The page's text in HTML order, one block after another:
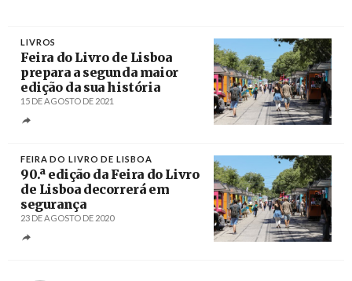
LIVROS
Feira do Livro de Lisboa
prepara a segunda maior
edição da sua história
15 DE AGOSTO DE 2021
FEIRA DO LIVRO DE LISBOA
90.ª edição da Feira do Livro
de Lisboa decorrerá em
segurança
23 DE AGOSTO DE 2020